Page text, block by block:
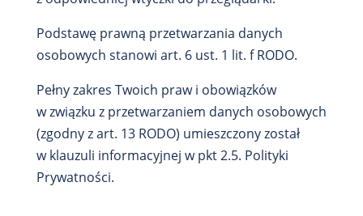
Podstawę prawną przetwarzania danych
osobowych stanowi art. 6 ust. 1 lit. f RODO.
Pełny zakres Twoich praw i obowiązków
w związku z przetwarzaniem danych osobowych
(zgodny z art. 13 RODO) umieszczony został
w klauzuli informacyjnej w pkt 2.5. Polityki
Prywatności.